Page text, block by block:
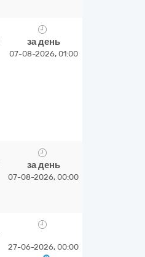
за день
07-08-2026, 01:00
за день
07-08-2026, 00:00
27-06-2026, 00:00